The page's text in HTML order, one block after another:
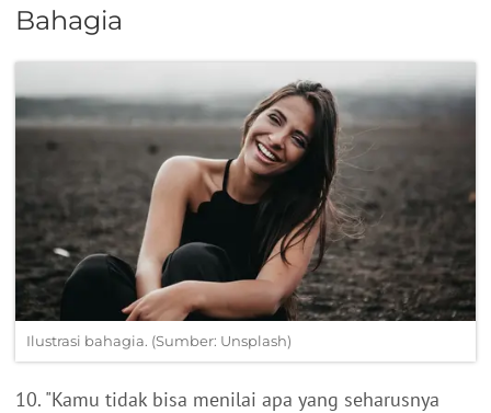
Bahagia
Ilustrasi bahagia. (Sumber: Unsplash)
10. "Kamu tidak bisa menilai apa yang seharusnya